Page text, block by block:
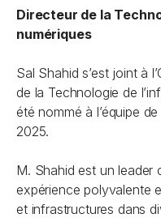
Directeur de la
numériques
Sal Shahid s’est joint à
de la Technologie de
été nommé à l’équipe
2025.
M. Shahid est un leader
expérience polyvalente
et infrastructures dans